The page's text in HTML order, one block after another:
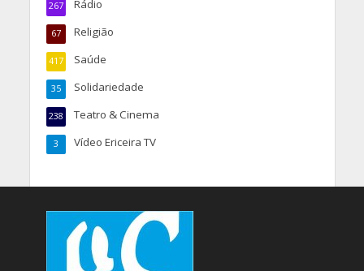
Rádio
267
Religião
67
Saúde
417
Solidariedade
35
Teatro & Cinema
238
Vídeo Ericeira TV
3